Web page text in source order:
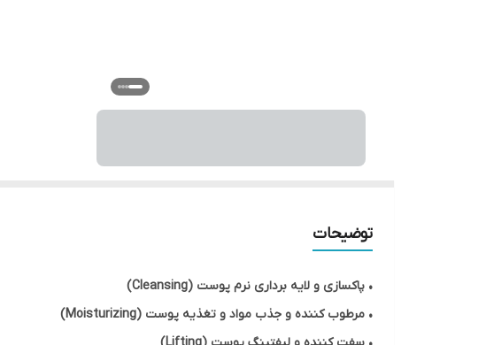
توضیحات
• پاکسازی و لایه برداری نرم پوست (Cleansing)
• مرطوب کننده و جذب مواد و تغذیه پوست (Moisturizing)